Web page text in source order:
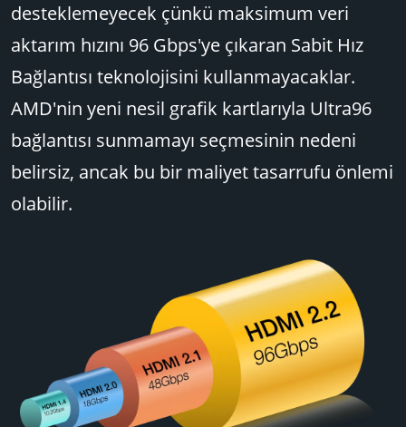
desteklemeyecek çünkü maksimum veri
aktarım hızını 96 Gbps'ye çıkaran Sabit Hız
Bağlantısı teknolojisini kullanmayacaklar.
AMD'nin yeni nesil grafik kartlarıyla Ultra96
bağlantısı sunmamayı seçmesinin nedeni
belirsiz, ancak bu bir maliyet tasarrufu önlemi
olabilir.